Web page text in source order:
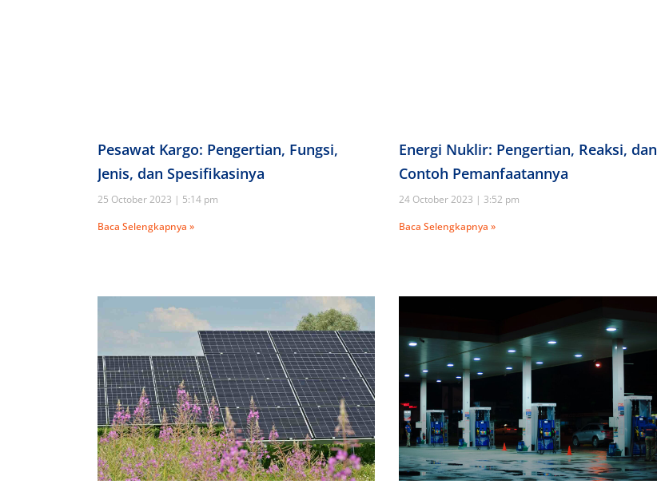
Pesawat Kargo: Pengertian, Fungsi,
Jenis, dan Spesifikasinya
25 October 2023
5:14 pm
Baca Selengkapnya »
Energi Nuklir: Pengertian, Reaksi, dan
Contoh Pemanfaatannya
24 October 2023
3:52 pm
Baca Selengkapnya »